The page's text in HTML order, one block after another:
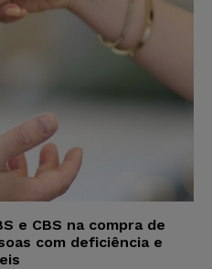
e CBS na compra de
com deficiência e